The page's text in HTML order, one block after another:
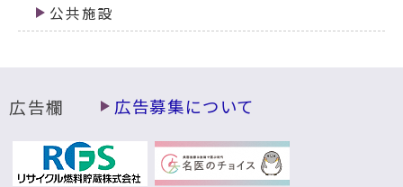
公共施設
広告欄 広告募集について